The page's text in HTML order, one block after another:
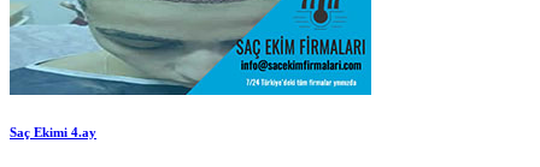
Saç Ekimi 4.ay